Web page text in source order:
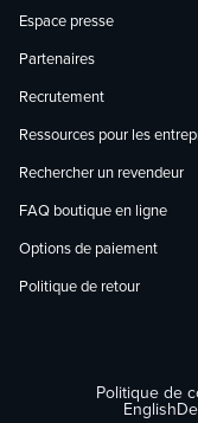
Espace presse
Partenaires
Recrutement
Ressources pour les
Rechercher un revendeur
FAQ boutique en ligne
Options de paiement
Politique de retour
Politique de
English